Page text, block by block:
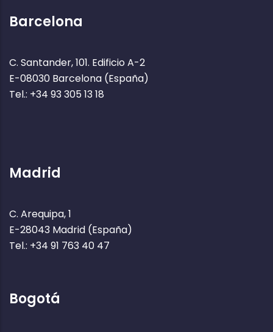
Barcelona
C. Santander, 101. Edificio A-2
E-08030 Barcelona (España)
Tel.: +34 93 305 13 18
Madrid
C. Arequipa, 1
E-28043 Madrid (España)
Tel.: +34 91 763 40 47
Bogotá